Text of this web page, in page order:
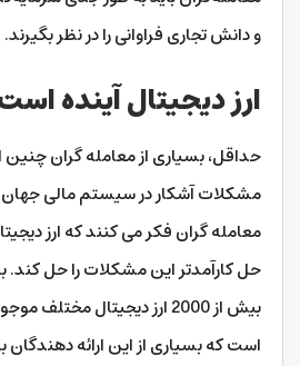
و دانش تجاری فراوانی را در نظر بگیرند.
ارز دیجیتال آینده
حداقل، بسیاری از معامله گران چنین
مشکلات آشکار در سیستم مالی جهان
معامله گران فکر می کنند که ارز
حل کارآمدتر این مشکلات را حل کند.
بیش از 2000 ارز دیجیتال
است که بسیاری از این ارائه دهندگان